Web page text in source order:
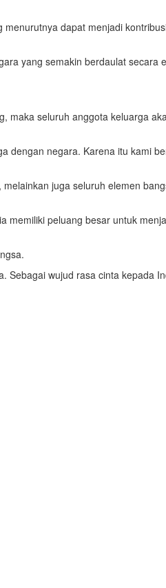
dapat menjadi
yang semakin berdaulat secara
maka seluruh anggota keluarga
dengan negara. Karena itu kami
juga seluruh elemen
peluang besar untuk
wujud rasa cinta kepada